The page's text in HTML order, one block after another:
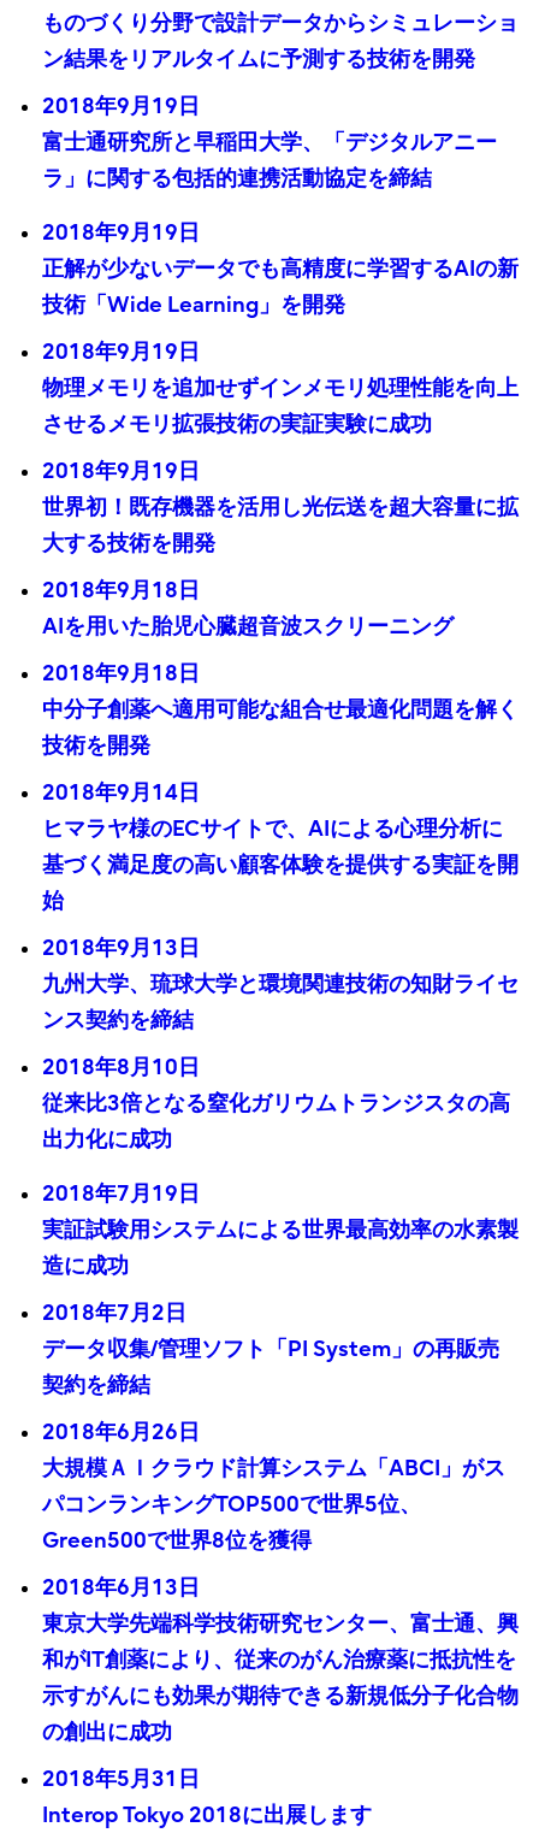
ものづくり分野で設計データからシミュレーショ
ン結果をリアルタイムに予測する技術を開発
2018年9月19日
富士通研究所と早稲田大学、「デジタルアニー
ラ」に関する包括的連携活動協定を締結
2018年9月19日
正解が少ないデータでも高精度に学習するAIの新
技術「Wide Learning」を開発
2018年9月19日
物理メモリを追加せずインメモリ処理性能を向上
させるメモリ拡張技術の実証実験に成功
2018年9月19日
世界初！既存機器を活用し光伝送を超大容量に拡
大する技術を開発
2018年9月18日
AIを用いた胎児心臓超音波スクリーニング
2018年9月18日
中分子創薬へ適用可能な組合せ最適化問題を解く
技術を開発
2018年9月14日
ヒマラヤ様のECサイトで、AIによる心理分析に
基づく満足度の高い顧客体験を提供する実証を開
始
2018年9月13日
九州大学、琉球大学と環境関連技術の知財ライセ
ンス契約を締結
2018年8月10日
従来比3倍となる窒化ガリウムトランジスタの高
出力化に成功
2018年7月19日
実証試験用システムによる世界最高効率の水素製
造に成功
2018年7月2日
データ収集/管理ソフト「PI System」の再販売
契約を締結
2018年6月26日
大規模ＡＩクラウド計算システム「ABCI」がス
パコンランキングTOP500で世界5位、
Green500で世界8位を獲得
2018年6月13日
東京大学先端科学技術研究センター、富士通、興
和がIT創薬により、従来のがん治療薬に抵抗性を
示すがんにも効果が期待できる新規低分子化合物
の創出に成功
2018年5月31日
Interop Tokyo 2018に出展します